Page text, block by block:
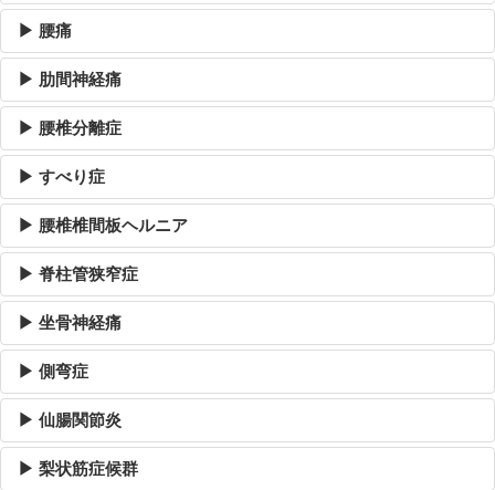
▶ 腰痛
▶ 肋間神経痛
▶ 腰椎分離症
▶ すべり症
▶ 腰椎椎間板ヘルニア
▶ 脊柱管狭窄症
▶ 坐骨神経痛
▶ 側弯症
▶ 仙腸関節炎
▶ 梨状筋症候群